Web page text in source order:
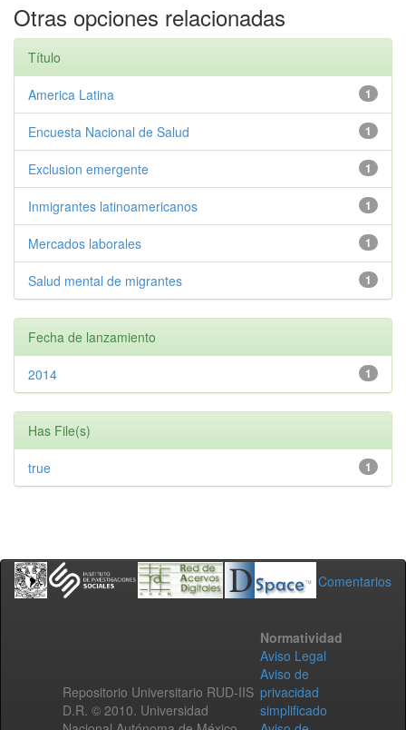
Otras opciones relacionadas
Título
1
America Latina
1
Encuesta Nacional de Salud
1
Exclusion emergente
1
Inmigrantes latinoamericanos
1
Mercados laborales
1
Salud mental de migrantes
Fecha de lanzamiento
1
2014
Has File(s)
1
true
Comentarios
Repositorio Universitario RUD-IIS
D.R. © 2010. Universidad
Normatividad
Aviso Legal
Aviso de
privacidad
simplificado